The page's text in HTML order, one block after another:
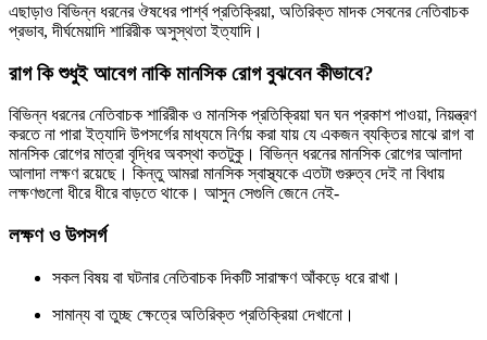
এছাড়াও বিভিন্ন ধরনের ঔষধের পার্শ্ব প্রতিক্রিয়া, অতিরিক্ত মাদক সেবনের নেতিবাচক
প্রভাব, দীর্ঘমেয়াদি শারিরীক অসুস্থতা ইত্যাদি।
রাগ কি শুধুই আবেগ নাকি মানসিক রোগ বুঝবেন কীভাবে?
বিভিন্ন ধরনের নেতিবাচক শারিরীক ও মানসিক প্রতিক্রিয়া ঘন ঘন প্রকাশ পাওয়া, নিয়ন্ত্রণ
করতে না পারা ইত্যাদি উপসর্গের মাধ্যমে নির্ণয় করা যায় যে একজন ব্যক্তির মাঝে রাগ বা
মানসিক রোগের মাত্রা বৃদ্ধির অবস্থা কতটুকু। বিভিন্ন ধরনের মানসিক রোগের আলাদা
আলাদা লক্ষণ রয়েছে। কিন্তু আমরা মানসিক স্বাস্থ্যকে এতটা গুরুত্ব দেই না বিধায়
লক্ষণগুলো ধীরে ধীরে বাড়তে থাকে। আসুন সেগুলি জেনে নেই-
লক্ষণ ও উপসর্গ
সকল বিষয় বা ঘটনার নেতিবাচক দিকটি সারাক্ষণ আঁকড়ে ধরে রাখা।
সামান্য বা তুচ্ছ ক্ষেত্রে অতিরিক্ত প্রতিক্রিয়া দেখানো।